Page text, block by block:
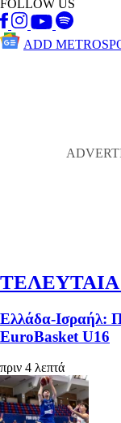
FOLLOW US
ADD
Ελλάδα-Ισραήλ:
EuroBasket U16
πριν 4 λεπτά